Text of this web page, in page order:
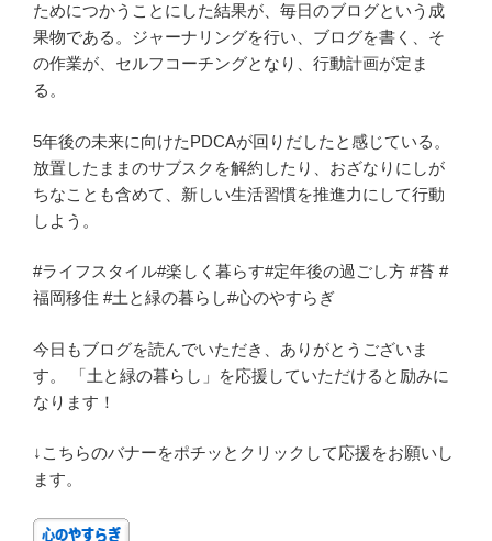
ためにつかうことにした結果が、毎日のブログという成
果物である。ジャーナリングを行い、ブログを書く、そ
の作業が、セルフコーチングとなり、行動計画が定ま
る。
5年後の未来に向けたPDCAが回りだしたと感じている。
放置したままのサブスクを解約したり、おざなりにしが
ちなことも含めて、新しい生活習慣を推進力にして行動
しよう。
#ライフスタイル#楽しく暮らす#定年後の過ごし方 #苔 #
福岡移住 #土と緑の暮らし#心のやすらぎ
今日もブログを読んでいただき、ありがとうございま
す。 「土と緑の暮らし」を応援していただけると励みに
なります！
↓こちらのバナーをポチッとクリックして応援をお願いし
ます。